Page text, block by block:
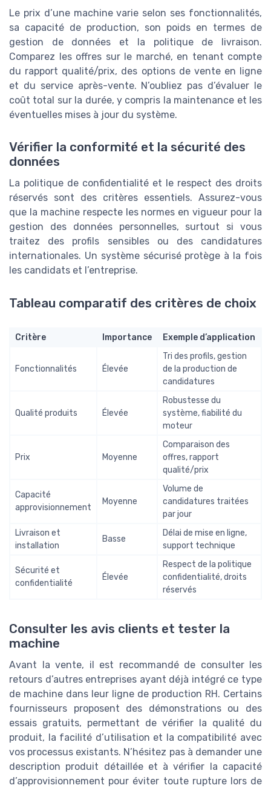
Le prix d’une machine varie selon ses fonctionnalités,
sa capacité de production, son poids en termes de
gestion de données et la politique de livraison.
Comparez les offres sur le marché, en tenant compte
du rapport qualité/prix, des options de vente en ligne
et du service après-vente. N’oubliez pas d’évaluer le
coût total sur la durée, y compris la maintenance et les
éventuelles mises à jour du système.
Vérifier la conformité et la sécurité des
données
La politique de confidentialité et le respect des droits
réservés sont des critères essentiels. Assurez-vous
que la machine respecte les normes en vigueur pour la
gestion des données personnelles, surtout si vous
traitez des profils sensibles ou des candidatures
internationales. Un système sécurisé protège à la fois
les candidats et l’entreprise.
Tableau comparatif des critères de choix
Critère Importance Exemple d’application
Fonctionnalités Élevée
Tri des profils, gestion
de la production de
candidatures
Qualité produits Élevée
Robustesse du
système, fiabilité du
moteur
Prix Moyenne
Comparaison des
offres, rapport
qualité/prix
Capacité
approvisionnement
Moyenne
Volume de
candidatures traitées
par jour
Livraison et
installation
Basse
Délai de mise en ligne,
support technique
Sécurité et
confidentialité
Élevée
Respect de la politique
confidentialité, droits
réservés
Consulter les avis clients et tester la
machine
Avant la vente, il est recommandé de consulter les
retours d’autres entreprises ayant déjà intégré ce type
de machine dans leur ligne de production RH. Certains
fournisseurs proposent des démonstrations ou des
essais gratuits, permettant de vérifier la qualité du
produit, la facilité d’utilisation et la compatibilité avec
vos processus existants. N’hésitez pas à demander une
description produit détaillée et à vérifier la capacité
d’approvisionnement pour éviter toute rupture lors de